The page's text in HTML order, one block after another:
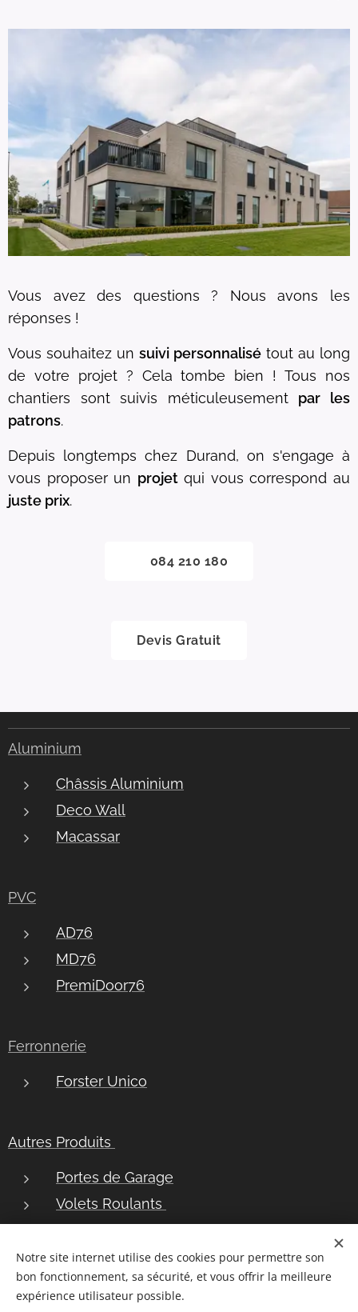
Vous avez des questions ? Nous avons les
réponses !
Vous souhaitez un suivi personnalisé tout au long
de votre projet ? Cela tombe bien ! Tous nos
chantiers sont suivis méticuleusement par les
patrons.
Depuis longtemps chez Durand, on s'engage à
vous proposer un projetqui vous correspond au
juste prix.
📞 084 210 180
Devis Gratuit
Aluminium
Châssis Aluminium
Deco Wall
Macassar
PVC
AD76
MD76
PremiDoor76
Ferronnerie
Forster Unico
Autres Produits
Portes de Garage
Volets Roulants
Notre site internet utilise des cookies pour permettre son
bon fonctionnement, sa sécurité, et vous offrir la meilleure
expérience utilisateur possible.